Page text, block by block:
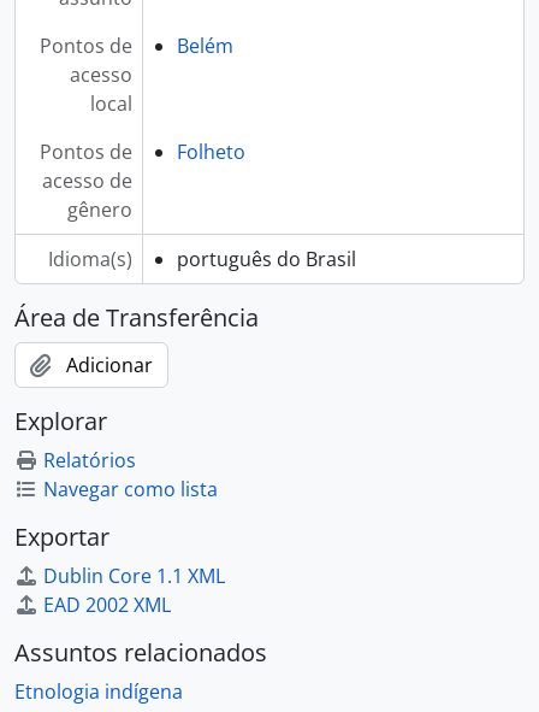
Pontos de
acesso
local
Belém
Pontos de
acesso de
gênero
Folheto
Idioma(s) português do Brasil
Área de Transferência
Adicionar
Explorar
Relatórios
Navegar como lista
Exportar
Dublin Core 1.1 XML
EAD 2002 XML
Assuntos relacionados
Etnologia indígena